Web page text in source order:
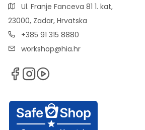
Ul. Franje Fanceva 81 1. kat,
23000, Zadar, Hrvatska
+385 91 315 8880
workshop@hia.hr